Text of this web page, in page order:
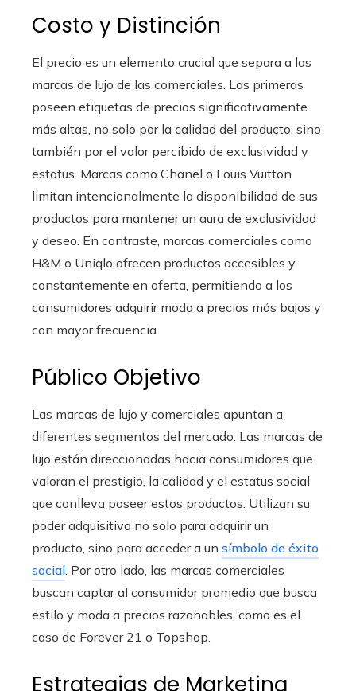
Costo y Distinción
El precio es un elemento crucial que separa a las
marcas de lujo de las comerciales. Las primeras
poseen etiquetas de precios significativamente
más altas, no solo por la calidad del producto, sino
también por el valor percibido de exclusividad y
estatus. Marcas como Chanel o Louis Vuitton
limitan intencionalmente la disponibilidad de sus
productos para mantener un aura de exclusividad
y deseo. En contraste, marcas comerciales como
H&M o Uniqlo ofrecen productos accesibles y
constantemente en oferta, permitiendo a los
consumidores adquirir moda a precios más bajos y
con mayor frecuencia.
Público Objetivo
Las marcas de lujo y comerciales apuntan a
diferentes segmentos del mercado. Las marcas de
lujo están direccionadas hacia consumidores que
valoran el prestigio, la calidad y el estatus social
que conlleva poseer estos productos. Utilizan su
poder adquisitivo no solo para adquirir un
producto, sino para acceder a un símbolo de éxito
social. Por otro lado, las marcas comerciales
buscan captar al consumidor promedio que busca
estilo y moda a precios razonables, como es el
caso de Forever 21 o Topshop.
Estrategias de Marketing